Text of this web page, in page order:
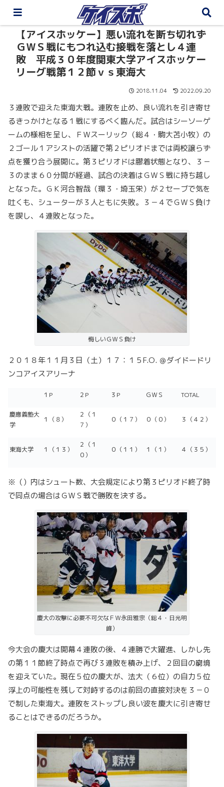
【アイスホッケー】悪い流れを断ち切れず
ＧＷＳ戦にもつれ込む接戦を落とし４連
敗 平成３０年度関東大学アイスホッケー
リーグ戦第１２節ｖｓ東海大
2018.11.04 2022.09.20
３連敗で迎えた東海大戦。連敗を止め、良い流れを引き寄せ
るきっかけとなる１戦にするべく臨んだ。試合はシーソーゲ
ームの様相を呈し、ＦＷスーリック（総４・駒大苫小牧）の
２ゴール１アシストの活躍で第２ピリオドまでは両校譲らず
点を獲り合う展開に。第３ピリオドは膠着状態となり、３－
３のまま６０分間が経過、試合の決着はＧＷＳ戦に持ち越し
となった。ＧＫ河合智哉（環３・埼玉栄）が２セーブで気を
吐くも、シューターが３人ともに失敗。３－４でＧＷＳ負け
を喫し、４連敗となった。
悔しいＧＷＳ負け
２０１８年１１月３日（土）１７：１５F.O. ＠ダイドードリ
ンコアイスアリーナ
１P ２P ３P ＧＷＳ TOTAL
慶應義塾大
学
１（８）
２（１
７）
０（１７） ０（０） ３（４２）
東海大学 １（１３）
２（１
０）
０（１１） １（１） ４（３５）
※（）内はシュート数、大会規定により第３ピリオド終了時
で同点の場合はＧＷＳ戦で勝敗を決する。
慶大の攻撃に必要不可欠なＦＷ永田雅宗（総４・日光明
峰）
今大会の慶大は開幕４連敗の後、４連勝で大躍進、しかし先
の第１１節終了時点で再び３連敗を積み上げ、２回目の窮境
を迎えていた。現在５位の慶大が、法大（６位）の自力５位
浮上の可能性を残して対峙するのは前回の直接対決を３－０
で制した東海大。連敗をストップし良い波を慶大に引き寄せ
ることはできるのだろうか。